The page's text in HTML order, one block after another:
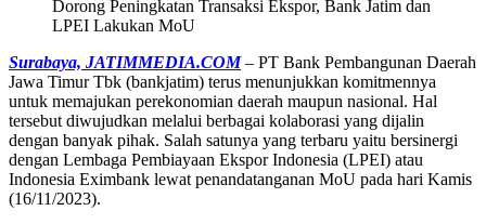
Dorong Peningkatan Transaksi Ekspor, Bank Jatim dan
LPEI Lakukan MoU
Surabaya, JATIMMEDIA.COM– PT Bank Pembangunan Daerah
Jawa Timur Tbk (bankjatim) terus menunjukkan komitmennya
untuk memajukan perekonomian daerah maupun nasional. Hal
tersebut diwujudkan melalui berbagai kolaborasi yang dijalin
dengan banyak pihak. Salah satunya yang terbaru yaitu bersinergi
dengan Lembaga Pembiayaan Ekspor Indonesia (LPEI) atau
Indonesia Eximbank lewat penandatanganan MoU pada hari Kamis
(16/11/2023).